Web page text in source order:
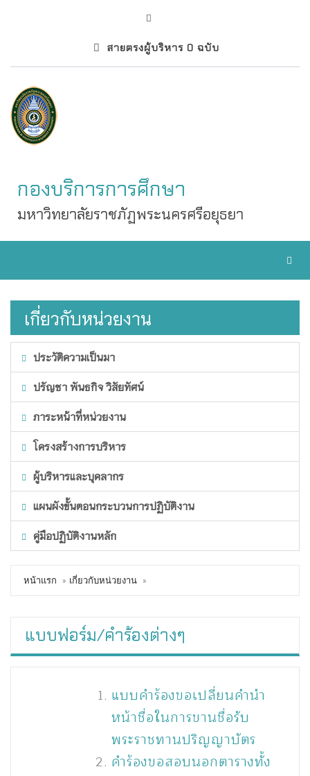
สายตรงผู้บริหาร 0 ฉบับ
กองบริการการศึกษา
มหาวิทยาลัยราชภัฏพระนครศรีอยุธยา
เกี่ยวกับหน่วยงาน
ประวัติความเป็นมา
ปรัญชา พันธกิจ วิสัยทัศน์
ภาระหน้าที่หน่วยงาน
โครงสร้างการบริหาร
ผู้บริหารและบุคลากร
แผนผังขั้นตอนกระบวนการปฏิบัติงาน
คู่มือปฏิบัติงานหลัก
หน้าแรก เกี่ยวกับหน่วยงาน
แบบฟอร์ม/คำร้องต่างๆ
แบบคำร้องขอเปลี่ยนคำนำ
หน้าชื่อในการขานชื่อรับ
พระราชทานปริญญาบัตร
คำร้องขอสอบนอกตารางทั้ง